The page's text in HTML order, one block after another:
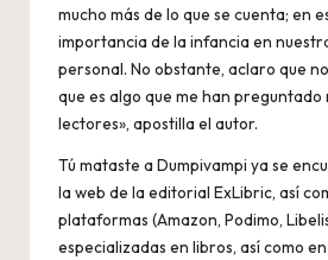
mucho más de lo que se cuenta; en
importancia de la infancia en
personal. No obstante, aclaro que
que es algo que me han preguntado
lectores», apostilla el autor.
Tú mataste a Dumpivampi ya se
la web de la editorial ExLibric, así
plataformas (Amazon, Podimo,
especializadas en libros, así como